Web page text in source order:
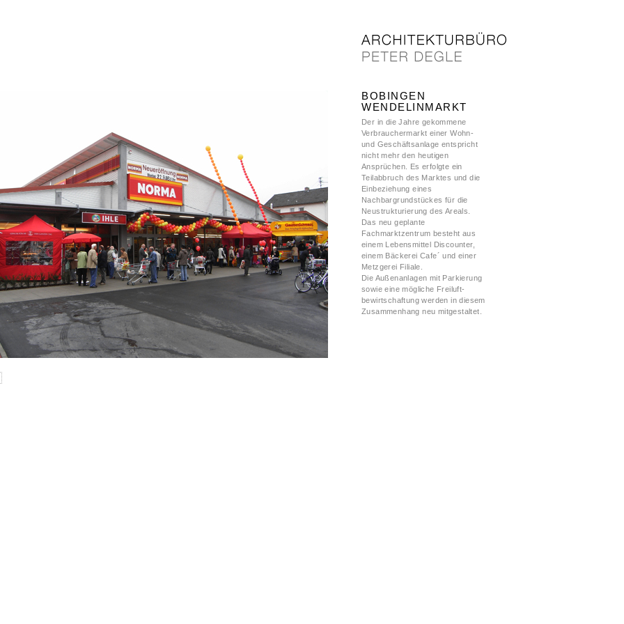
BOBINGEN
WENDELINMARKT
Der in die Jahre gekommene
Verbrauchermarkt einer Wohn-
und Geschäftsanlage entspricht
nicht mehr den heutigen
Ansprüchen. Es erfolgte ein
Teilabbruch des Marktes und die
Einbeziehung eines
Nachbargrundstückes für die
Neustrukturierung des Areals.
Das neu geplante
Fachmarktzentrum besteht aus
einem Lebensmittel Discounter,
einem Bäckerei Cafe´ und einer
Metzgerei Filiale.
Die Außenanlagen mit Parkierung
sowie eine mögliche Freiluft-
bewirtschaftung werden in diesem
Zusammenhang neu mitgestaltet.